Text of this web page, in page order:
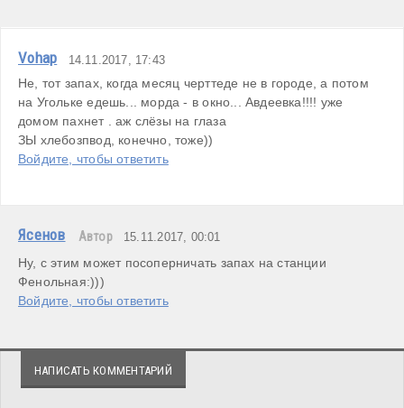
Vohap 14.11.2017, 17:43
Не, тот запах, когда месяц черттеде не в городе, а потом
на Угольке едешь... морда - в окно... Авдеевка!!!! уже
домом пахнет . аж слёзы на глаза
ЗЫ хлебозпвод, конечно, тоже))
Войдите, чтобы ответить
Ясенов Автор 15.11.2017, 00:01
Ну, с этим может посоперничать запах на станции
Фенольная:)))
Войдите, чтобы ответить
НАПИСАТЬ КОММЕНТАРИЙ